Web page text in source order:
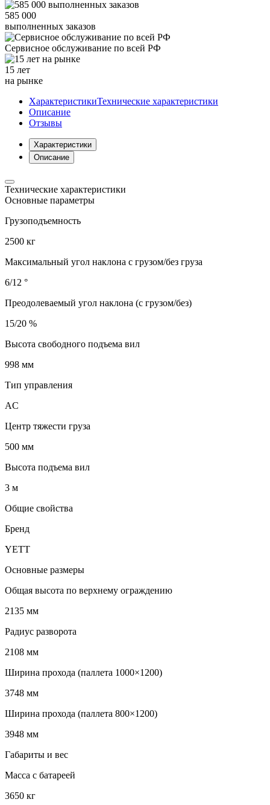
585 000
выполненных заказов
Сервисное обслуживание по всей РФ
15 лет
на рынке
ХарактеристикиТехнические характеристики
Описание
Отзывы
Характеристики
Описание
Технические характеристики
Основные параметры
Грузоподъемность
2500 кг
Максимальный угол наклона с грузом/без груза
6/12 °
Преодолеваемый угол наклона (с грузом/без)
15/20 %
Высота свободного подъема вил
998 мм
Тип управления
AC
Центр тяжести груза
500 мм
Высота подъема вил
3 м
Общие свойства
Бренд
YETT
Основные размеры
Общая высота по верхнему ограждению
2135 мм
Радиус разворота
2108 мм
Ширина прохода (паллета 1000×1200)
3748 мм
Ширина прохода (паллета 800×1200)
3948 мм
Габариты и вес
Масса с батареей
3650 кг